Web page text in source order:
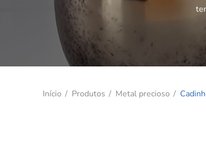
Início Produtos Metal precioso